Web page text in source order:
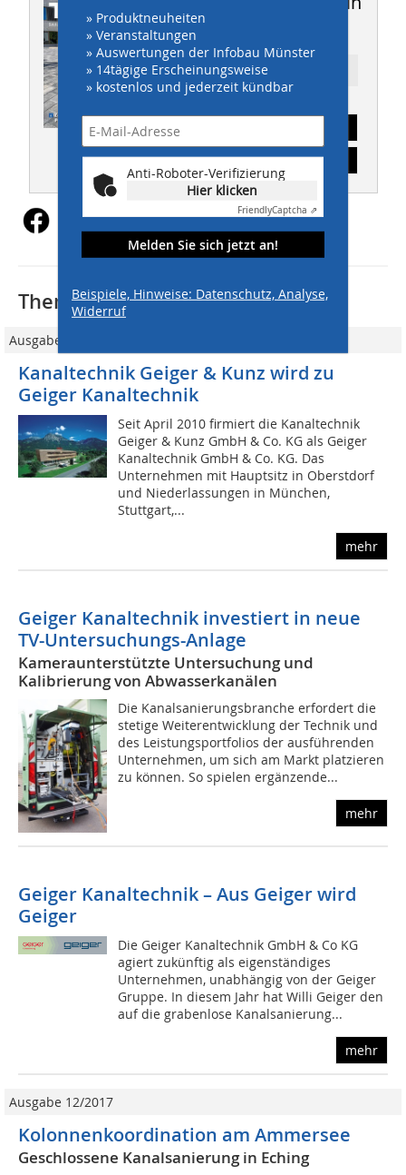
THIS 6-7/2026
Ressort: TIEFBAU
Inhaltsverzeichnis
» Produktneuheiten
» Veranstaltungen
» Auswertungen der Infobau Münster
» 14tägige Erscheinungsweise
» kostenlos und jederzeit kündbar
Anti-Roboter-Verifizierung
Hier klicken
FriendlyCaptcha ⇗
Melden Sie sich jetzt an!
Beispiele, Hinweise: Datenschutz, Analyse,
Widerruf
Thematisch passende Artikel:
Ausgabe 7-8/2010
Kanaltechnik Geiger & Kunz wird zu
Geiger Kanaltechnik
Seit April 2010 firmiert die Kanaltechnik
Geiger & Kunz GmbH & Co. KG als Geiger
Kanaltechnik GmbH & Co. KG. Das
Unternehmen mit Hauptsitz in Oberstdorf
und Niederlassungen in München,
Stuttgart,...
mehr
Geiger Kanaltechnik investiert in neue
TV-Untersuchungs-Anlage
Kameraunterstützte Untersuchung und
Kalibrierung von Abwasserkanälen
Die Kanalsanierungsbranche erfordert die
stetige Weiterentwicklung der Technik und
des Leistungsportfolios der ausführenden
Unternehmen, um sich am Markt platzieren
zu können. So spielen ergänzende...
mehr
Geiger Kanaltechnik – Aus Geiger wird
Geiger
Die Geiger Kanaltechnik GmbH & Co KG
agiert zukünftig als eigenständiges
Unternehmen, unabhängig von der Geiger
Gruppe. In diesem Jahr hat Willi Geiger den
auf die grabenlose Kanalsanierung...
mehr
Ausgabe 12/2017
Kolonnenkoordination am Ammersee
Geschlossene Kanalsanierung in Eching